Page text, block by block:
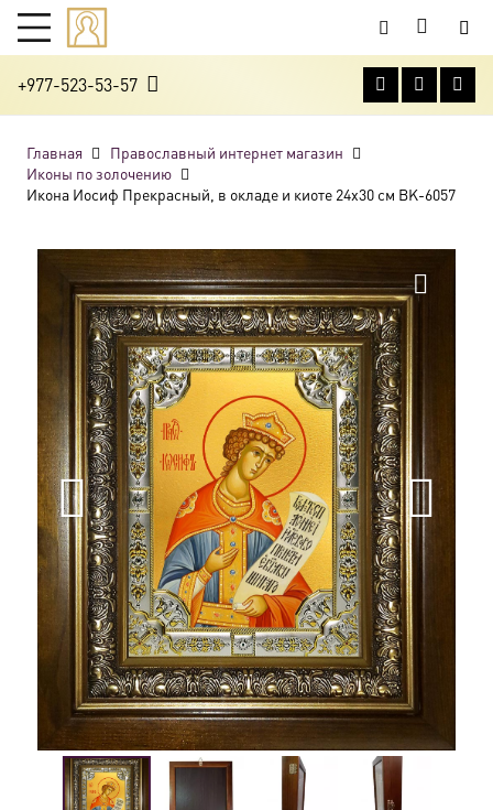
+977-523-53-57
Главная
Православный интернет магазин
Иконы по золочению
Икона Иосиф Прекрасный, в окладе и киоте 24х30 см BK-6057